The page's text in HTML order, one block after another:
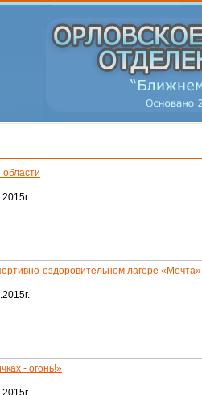
оздоровительном лагере «Мечта»
- огонь!»